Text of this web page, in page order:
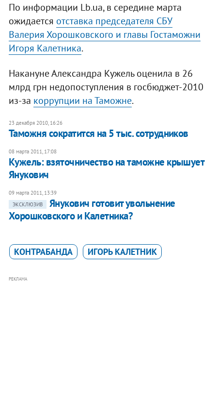
По информации Lb.ua, в середине марта
ожидается отставка председателя СБУ
Валерия Хорошковского и главы Гостаможни
Игоря Калетника.
Накануне Александра Кужель оценила в 26
млрд грн недопоступления в госбюджет-2010
из-за коррупции на Таможне.
23 декабря 2010, 16:26
Таможня сократится на 5 тыс. сотрудников
08 марта 2011, 17:08
Кужель: взяточничество на таможне крышует
Янукович
09 марта 2011, 13:39
ЭКСКЛЮЗИВ
Янукович готовит увольнение
Хорошковского и Калетника?
КОНТРАБАНДА ИГОРЬ КАЛЕТНИК
РЕКЛАМА